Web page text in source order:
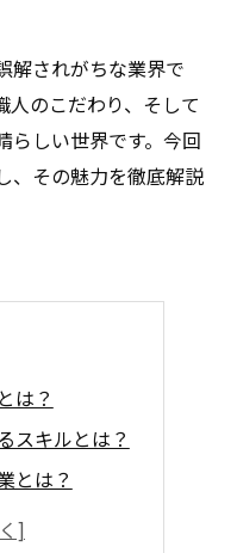
解されがちな業界で
人のこだわり、そして
らしい世界です。今回
、その魅力を徹底解説
は？
スキルとは？
とは？
は？